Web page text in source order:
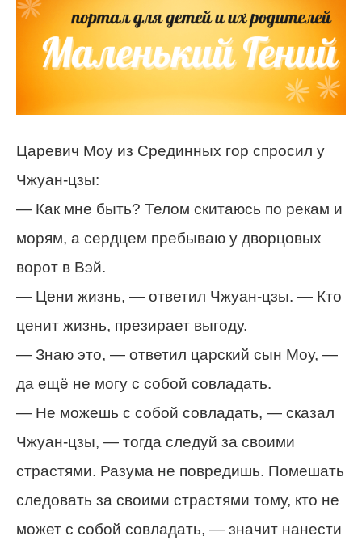
Царевич Моу из Срединных гор спросил у
Чжуан-цзы:
— Как мне быть? Телом скитаюсь по рекам и
морям, а сердцем пребываю у дворцовых
ворот в Вэй.
— Цени жизнь, — ответил Чжуан-цзы. — Кто
ценит жизнь, презирает выгоду.
— Знаю это, — ответил царский сын Моу, —
да ещё не могу с собой совладать.
— Не можешь с собой совладать, — сказал
Чжуан-цзы, — тогда следуй за своими
страстями. Разума не повредишь. Помешать
следовать за своими страстями тому, кто не
может с собой совладать, — значит нанести